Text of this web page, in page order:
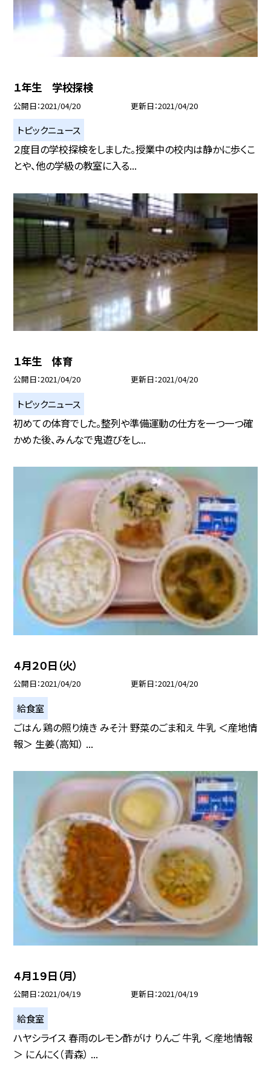
１年生 学校探検
公開日 2021/04/20 更新日 2021/04/20
トピックニュース
２度目の学校探検をしました。授業中の校内は静かに歩くこ
とや、他の学級の教室に入る...
１年生 体育
公開日 2021/04/20 更新日 2021/04/20
トピックニュース
初めての体育でした。整列や準備運動の仕方を一つ一つ確
かめた後、みんなで鬼遊びをし...
４月２０日（火）
公開日 2021/04/20 更新日 2021/04/20
給食室
ごはん 鶏の照り焼き みそ汁 野菜のごま和え 牛乳 ＜産地情
報＞ 生姜（高知） ...
４月１９日（月）
公開日 2021/04/19 更新日 2021/04/19
給食室
ハヤシライス 春雨のレモン酢がけ りんご 牛乳 ＜産地情報
＞ にんにく（青森） ...